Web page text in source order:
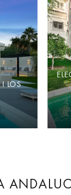
LOS